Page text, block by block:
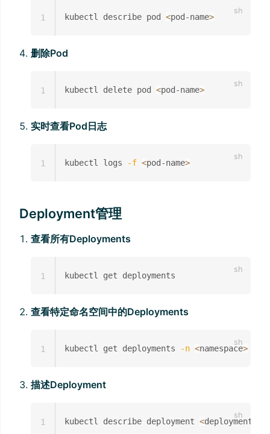
kubectl describe pod <pod-name>
1
删除Pod
kubectl delete pod <pod-name>
1
实时查看Pod日志
kubectl logs -f <pod-name>
1
Deployment管理
查看所有Deployments
1
查看特定命名空间中的Deployments
kubectl get deployments -n <namespace>
1
描述Deployment
kubectl describe deployment <deployment-
1